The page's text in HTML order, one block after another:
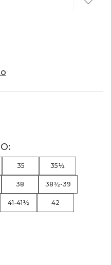
35 35½
38 38½-39
41-41½ 42